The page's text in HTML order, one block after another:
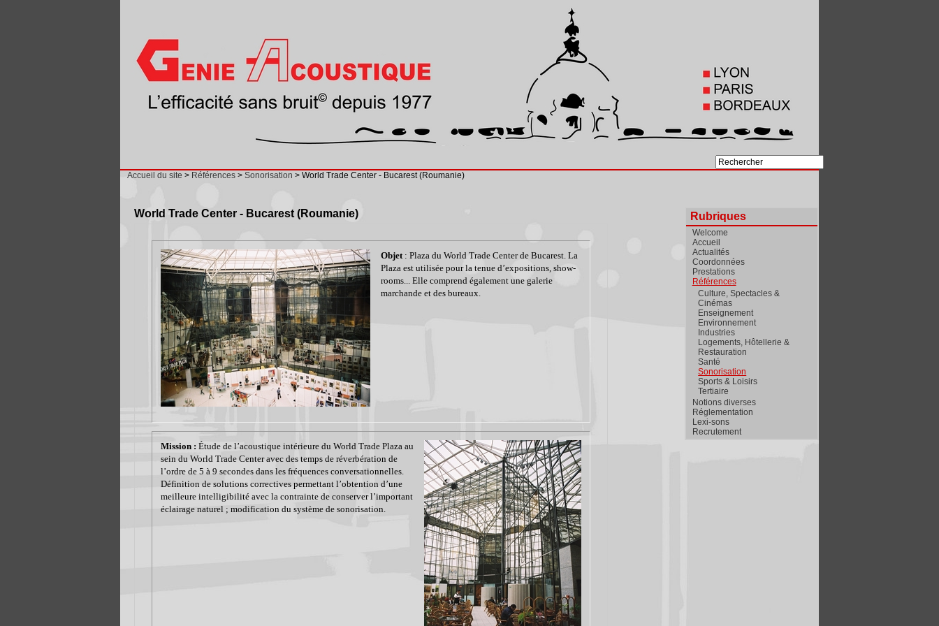
Accueil du site > Références > Sonorisation > World Trade Center - Bucarest (Roumanie)
World Trade Center - Bucarest (Roumanie)
Objet: Plaza du World Trade Center de Bucarest. La
Plaza est utilisée pour la tenue d’expositions, show-
rooms... Elle comprend également une galerie
marchande et des bureaux.
Mission : Étude de l’acoustique intérieure du World Trade Plaza au
sein du World Trade Center avec des temps de réverbération de
l’ordre de 5 à 9 secondes dans les fréquences conversationnelles.
Définition de solutions correctives permettant l’obtention d’une
meilleure intelligibilité avec la contrainte de conserver l’important
éclairage naturel ; modification du système de sonorisation.
Rubriques
Welcome
Accueil
Actualités
Coordonnées
Prestations
Références
Culture, Spectacles &
Cinémas
Enseignement
Environnement
Industries
Logements, Hôtellerie &
Restauration
Santé
Sonorisation
Sports & Loisirs
Tertiaire
Notions diverses
Réglementation
Lexi-sons
Recrutement